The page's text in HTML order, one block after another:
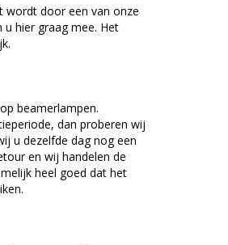
wordt door een van onze
hier graag mee. Het
beamerlampen.
dan proberen wij
u dezelfde dag nog een
en wij handelen de
heel goed dat het